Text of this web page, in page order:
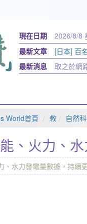
現在日期 2026/8/8
最新文章
[日本] 百
最新消息
取之於網
World首頁 教 自然科
、火力、
、水力發電量數據，持續